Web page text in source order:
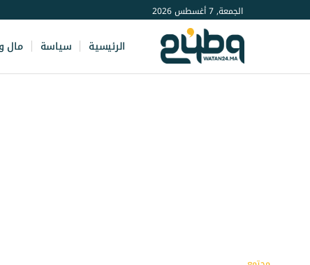
الجمعة, 7 أغسطس 2026
الرئيسية سياسة مال